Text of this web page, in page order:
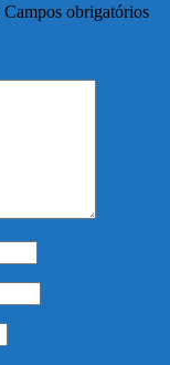
Campos obrigatórios